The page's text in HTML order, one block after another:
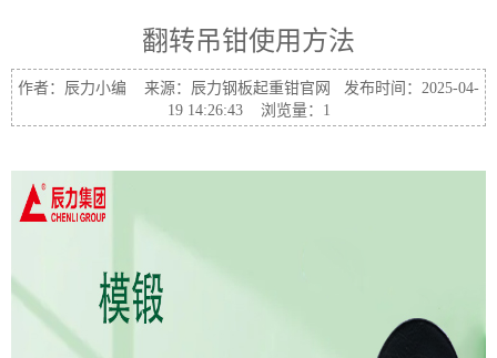
翻转吊钳使用方法
作者：辰力小编 来源：辰力钢板起重钳官网 发布时间：2025-04-
19 14:26:43 浏览量：1